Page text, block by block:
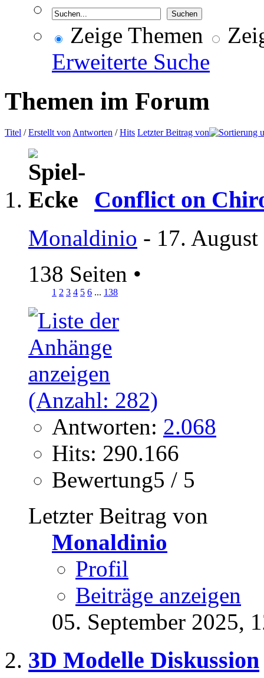
Zeige Themen
Erweiterte Suche
Themen im Forum
Titel /Erstellt von Antworten /Hits Letzter Beitrag von
Conflict on
Monaldinio - 17.
138 Seiten •
1 2 3 4 5 6 ... 138
Antworten: 2.068
Hits: 290.166
Bewertung5 / 5
Letzter Beitrag von
Monaldinio
Profil
Beiträge anzeigen
05. September 2025,
3D Modelle Diskussion